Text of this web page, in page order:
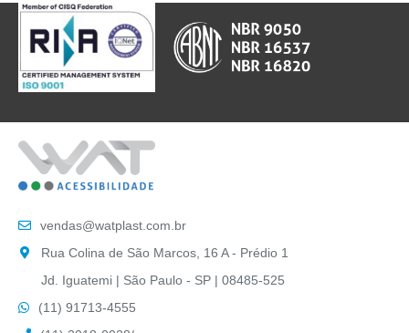
vendas@watplast.com.br
Rua Colina de São Marcos, 16 A - Prédio 1
Jd. Iguatemi | São Paulo - SP | 08485-525
(11) 91713-4555